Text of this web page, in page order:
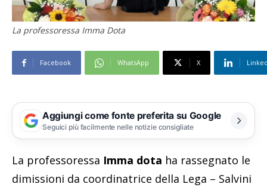
La professoressa Imma Dota
Facebook WhatsApp X
Aggiungi come fonte preferita su Google
Seguici più facilmente nelle notizie consigliate
La professoressa Imma dota ha rassegnato le
dimissioni da coordinatrice della Lega – Salvini